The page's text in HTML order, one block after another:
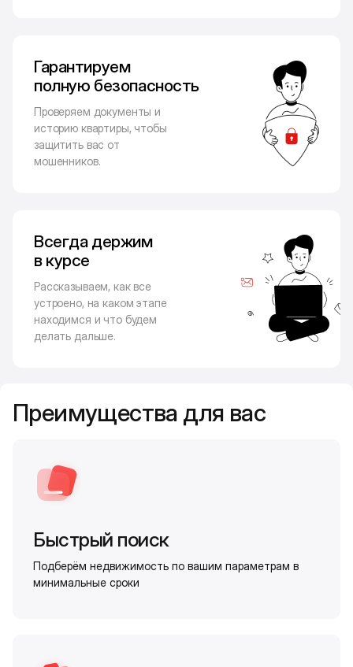
Гарантируем
полную безопасность
Проверяем документы и
историю квартиры, чтобы
защитить вас от
мошенников.
Всегда держим
в курсе
Рассказываем, как все
устроено, на каком этапе
находимся и что будем
делать дальше.
Преимущества для вас
Быстрый поиск
Подберём недвижимость по вашим параметрам в
минимальные сроки